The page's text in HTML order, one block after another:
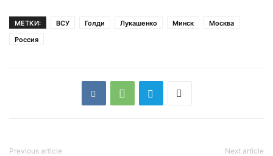
МЕТКИ: ВСУ Голди Лукашенко Минск
Москва
Россия
Previous article Next article